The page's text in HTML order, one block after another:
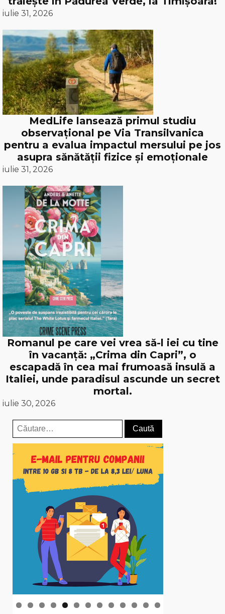
iulie 31, 2026
MedLife lansează primul studiu
observațional pe Via Transilvanica
pentru a evalua impactul mersului pe jos
asupra sănătății fizice și emoționale
iulie 31, 2026
Romanul pe care vei vrea să-l iei cu tine
în vacanță: „Crima din Capri”, o
escapadă în cea mai frumoasă insulă a
Italiei, unde paradisul ascunde un secret
mortal.
iulie 30, 2026
Caută
după: